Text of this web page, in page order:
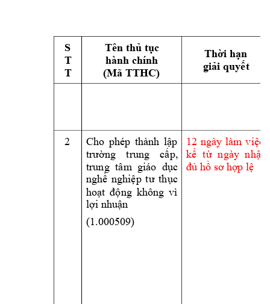
S
T
T
Tên thủ tục
hành chính
(Mã TTHC)
Thời hạn
giải quyết
2 Cho phép thành lập
trường
trung
cấp,
trung tâm giáo dục
nghề nghiệp tư thục
hoạt động không vì
lợi nhuận
(1.000509)
12 ngày làm việc
kể từ ngày nhận
đủ hồ sơ hợp lệ